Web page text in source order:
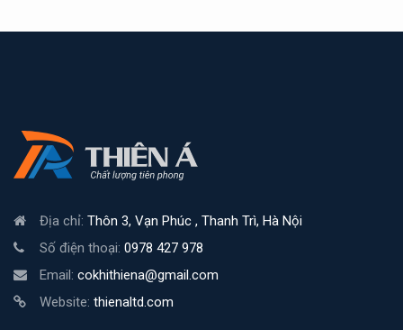
Địa chỉ: Thôn 3, Vạn Phúc , Thanh Trì, Hà Nội
Số điện thoại: 0978 427 978
Email: cokhithiena@gmail.com
Website: thienaltd.com